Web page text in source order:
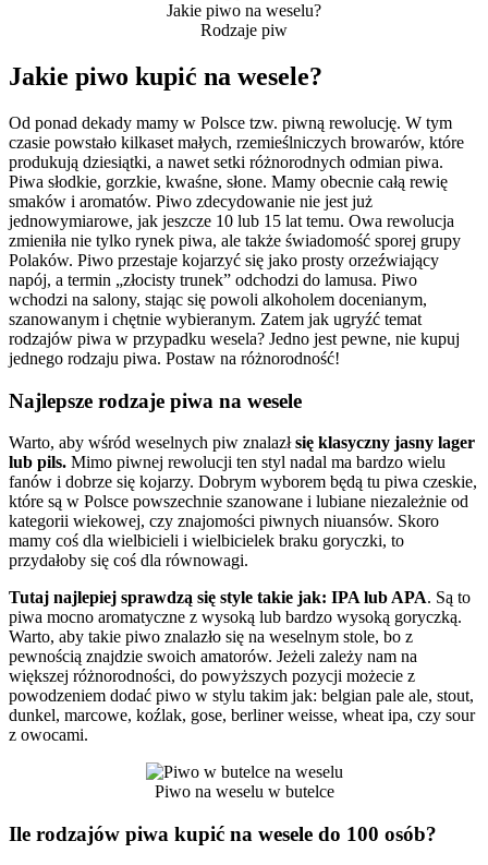
Jakie piwo na weselu?
Rodzaje piw
Jakie piwo kupić na wesele?
Od ponad dekady mamy w Polsce tzw. piwną rewolucję. W tym
czasie powstało kilkaset małych, rzemieślniczych browarów, które
produkują dziesiątki, a nawet setki różnorodnych odmian piwa.
Piwa słodkie, gorzkie, kwaśne, słone. Mamy obecnie całą rewię
smaków i aromatów. Piwo zdecydowanie nie jest już
jednowymiarowe, jak jeszcze 10 lub 15 lat temu. Owa rewolucja
zmieniła nie tylko rynek piwa, ale także świadomość sporej grupy
Polaków. Piwo przestaje kojarzyć się jako prosty orzeźwiający
napój, a termin „złocisty trunek” odchodzi do lamusa. Piwo
wchodzi na salony, stając się powoli alkoholem docenianym,
szanowanym i chętnie wybieranym. Zatem jak ugryźć temat
rodzajów piwa w przypadku wesela? Jedno jest pewne, nie kupuj
jednego rodzaju piwa. Postaw na różnorodność!
Najlepsze rodzaje piwa na wesele
Warto, aby wśród weselnych piw znalazłsię klasyczny jasny lager
lub pils. Mimo piwnej rewolucji ten styl nadal ma bardzo wielu
fanów i dobrze się kojarzy. Dobrym wyborem będą tu piwa czeskie,
które są w Polsce powszechnie szanowane i lubiane niezależnie od
kategorii wiekowej, czy znajomości piwnych niuansów. Skoro
mamy coś dla wielbicieli i wielbicielek braku goryczki, to
przydałoby się coś dla równowagi.
Tutaj najlepiej sprawdzą się style takie jak: IPA lub APA. Są to
piwa mocno aromatyczne z wysoką lub bardzo wysoką goryczką.
Warto, aby takie piwo znalazło się na weselnym stole, bo z
pewnością znajdzie swoich amatorów. Jeżeli zależy nam na
większej różnorodności, do powyższych pozycji możecie z
powodzeniem dodać piwo w stylu takim jak: belgian pale ale, stout,
dunkel, marcowe, koźlak, gose, berliner weisse, wheat ipa, czy sour
z owocami.
Piwo na weselu w butelce
Ile rodzajów piwa kupić na wesele do 100 osób?